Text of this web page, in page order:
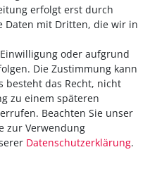
1 2 3
erfolgt erst durch
Daten mit Dritten, die wir in
oder aufgrund
Die Zustimmung kann
besteht das Recht, nicht
zu einem späteren
Beachten Sie unser
zur Verwendung
Daten­schutz­erklärung.